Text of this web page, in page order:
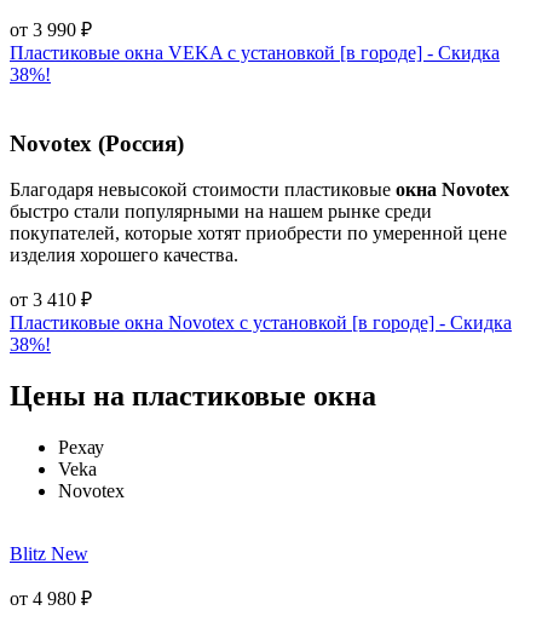
от 3 990 ₽
Пластиковые окна VEKA с установкой [в городе] - Cкидка
38%!
Novotex (Россия)
Благодаря невысокой стоимости пластиковые окна Novotex
быстро стали популярными на нашем рынке среди
покупателей, которые хотят приобрести по умеренной цене
изделия хорошего качества.
от 3 410 ₽
Пластиковые окна Novotex с установкой [в городе] - Cкидка
38%!
Цены на пластиковые окна
Рехау
Veka
Novotex
Blitz New
от 4 980 ₽